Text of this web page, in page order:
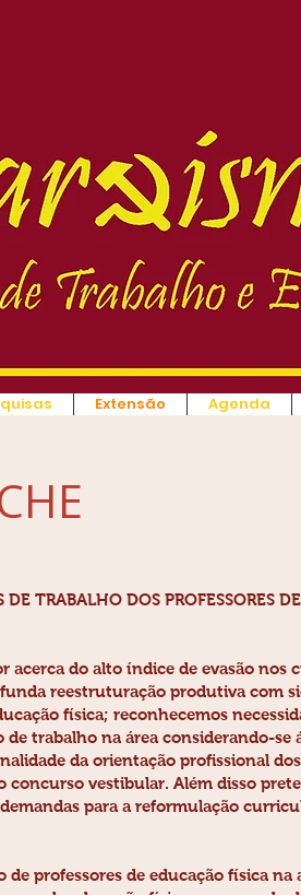
Extensão Agenda
TRABALHO DOS PROFESSORES DE
acerca do alto índice de evasão nos
reestruturação produtiva com
física; reconhecemos
trabalho na área considerando-se
da orientação profissional
concurso vestibular. Além disso
para a reformulação
professores de educação física na